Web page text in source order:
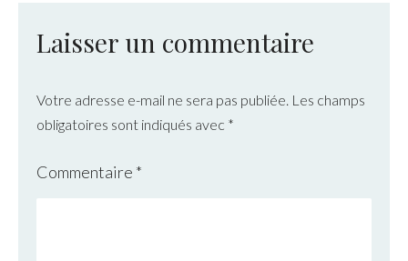
Laisser un commentaire
Votre adresse e-mail ne sera pas publiée. Les champs
obligatoires sont indiqués avec *
Commentaire *